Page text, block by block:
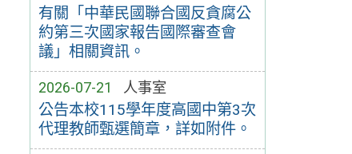
有關「中華民國聯合國反貪腐公
約第三次國家報告國際審查會
議」相關資訊。
2026-07-21 人事室
公告本校115學年度高國中第3次
代理教師甄選簡章，詳如附件。